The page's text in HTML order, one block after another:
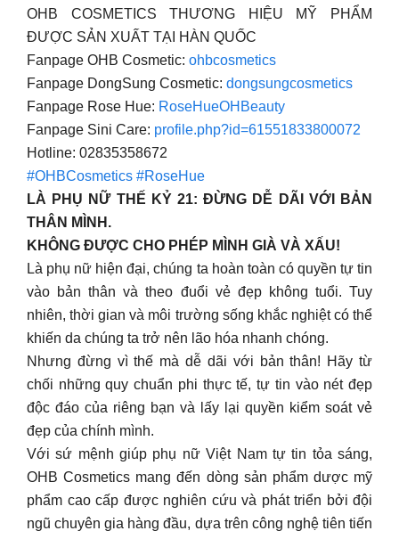
OHB COSMETICS THƯƠNG HIỆU MỸ PHẨM
ĐƯỢC SẢN XUẤT TẠI HÀN QUỐC
Fanpage OHB Cosmetic: ohbcosmetics
Fanpage DongSung Cosmetic: dongsungcosmetics
Fanpage Rose Hue: RoseHueOHBeauty
Fanpage Sini Care: profile.php?id=61551833800072
Hotline: 02835358672
#OHBCosmetics #RoseHue
LÀ PHỤ NỮ THẾ KỶ 21: ĐỪNG DỄ DÃI VỚI BẢN
THÂN MÌNH.
KHÔNG ĐƯỢC CHO PHÉP MÌNH GIÀ VÀ XẤU!
Là phụ nữ hiện đại, chúng ta hoàn toàn có quyền tự tin
vào bản thân và theo đuổi vẻ đẹp không tuổi. Tuy
nhiên, thời gian và môi trường sống khắc nghiệt có thể
khiến da chúng ta trở nên lão hóa nhanh chóng.
Nhưng đừng vì thế mà dễ dãi với bản thân! Hãy từ
chối những quy chuẩn phi thực tế, tự tin vào nét đẹp
độc đáo của riêng bạn và lấy lại quyền kiểm soát vẻ
đẹp của chính mình.
Với sứ mệnh giúp phụ nữ Việt Nam tự tin tỏa sáng,
OHB Cosmetics mang đến dòng sản phẩm dược mỹ
phẩm cao cấp được nghiên cứu và phát triển bởi đội
ngũ chuyên gia hàng đầu, dựa trên công nghệ tiên tiến